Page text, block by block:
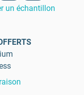
un échantillon